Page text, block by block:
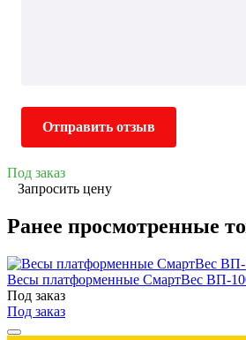
Отправить отзыв
Под заказ
Запросить цену
Ранее просмотренные
Весы платформенные СмартВес ВП-
Под заказ
Под заказ